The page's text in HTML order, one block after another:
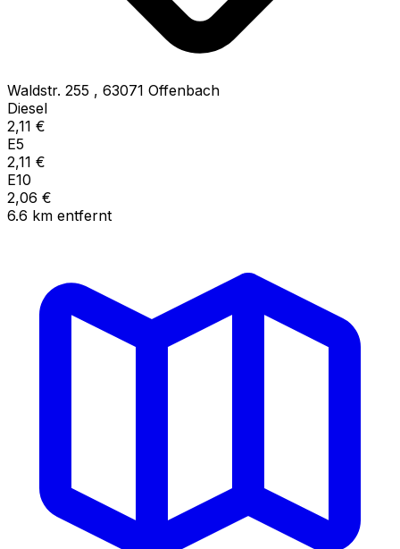
Waldstr. 255 , 63071 Offenbach
Diesel
2,11 €
E5
2,11 €
E10
2,06 €
6.6 km entfernt